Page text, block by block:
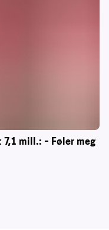
mill.: – Føler meg